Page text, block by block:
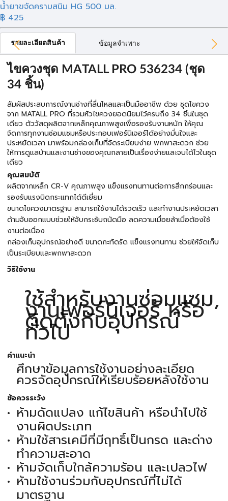
น้ำยาขจัดคราบสนิม HG 500 มล.
฿ 425
รายละเอียดสินค้า ข้อมูลจำเพาะ
ไขควงชุด MATALL PRO 536234 (ชุด
34 ชิ้น)
สัมผัสประสบการณ์งานช่างที่ลื่นไหลและเป็นมืออาชีพ ด้วย ชุดไขควง
จาก MATALL PRO ที่รวมหัวไขควงยอดนิยมไว้ครบถึง 34 ชิ้นในชุด
เดียว ตัววัสดุผลิตจากเหล็กคุณภาพสูงเพื่อรองรับงานหนัก ให้คุณ
จัดการทุกงานซ่อมแซมหรือประกอบเฟอร์นิเจอร์ได้อย่างมั่นใจและ
ประหยัดเวลา มาพร้อมกล่องเก็บที่จัดระเบียบง่าย พกพาสะดวก ช่วย
ให้การดูแลบ้านและงานช่างของคุณกลายเป็นเรื่องง่ายและจบได้ไวในชุด
เดียว
คุณสมบัติ
ผลิตจากเหล็ก CR-V คุณภาพสูง แข็งแรงทนทานต่อการสึกกร่อนและ
รองรับแรงบิดกระแทกได้ดีเยี่ยม
ขนาดไขควงมาตรฐาน สามารถใช้งานได้รวดเร็ว และทำงานประหยัดเวลา
ด้ามจับออกแบบช่วยให้จับกระชับถนัดมือ ลดความเมื่อยล้าเมื่อต้องใช้
งานต่อเนื่อง
กล่องเก็บอุปกรณ์อย่างดี ขนาดกะทัดรัด แข็งแรงทนทาน ช่วยให้จัดเก็บ
เป็นระเบียบและพกพาสะดวก
วิธีใช้งาน
ใช้สำหรับงานซ่อมแซม,
งานเฟอร์นิเจอร์ หรือ
ติดตั้งกับอุปกรณ์
ทั่วไป
คำแนะนำ
ศึกษาข้อมูลการใช้งานอย่างละเอียด
ควรจัดอุปกรณ์ให้เรียบร้อยหลังใช้งาน
ข้อควรระวัง
ห้ามดัดแปลง แก้ไขสินค้า หรือนำไปใช้
งานผิดประเภท
ห้ามใช้สารเคมีที่มีฤทธิ์เป็นกรด และด่าง
ทำความสะอาด
ห้ามจัดเก็บใกล้ความร้อน และเปลวไฟ
ห้ามใช้งานร่วมกับอุปกรณ์ที่ไม่ได้
มาตรฐาน